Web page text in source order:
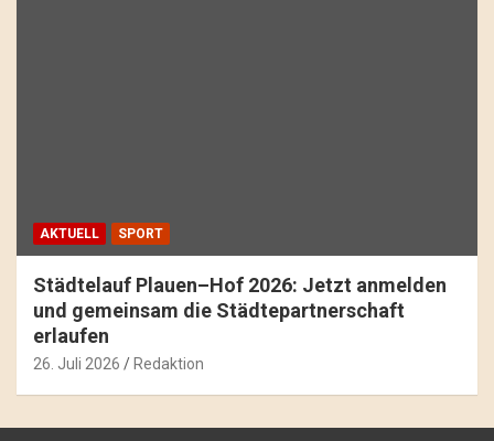
AKTUELL SPORT
Städtelauf Plauen–Hof 2026: Jetzt anmelden
und gemeinsam die Städtepartnerschaft
erlaufen
26. Juli 2026 Redaktion